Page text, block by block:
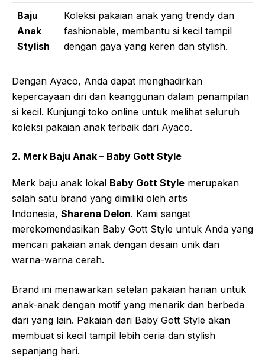
Baju
Anak
Stylish
Koleksi pakaian anak yang trendy dan
fashionable, membantu si kecil tampil
dengan gaya yang keren dan stylish.
Dengan Ayaco, Anda dapat menghadirkan
kepercayaan diri dan keanggunan dalam penampilan
si kecil. Kunjungi toko online untuk melihat seluruh
koleksi pakaian anak terbaik dari Ayaco.
2. Merk Baju Anak – Baby Gott Style
Merk baju anak lokal Baby Gott Style merupakan
salah satu brand yang dimiliki oleh artis
Indonesia, Sharena Delon. Kami sangat
merekomendasikan Baby Gott Style untuk Anda yang
mencari pakaian anak dengan desain unik dan
warna-warna cerah.
Brand ini menawarkan setelan pakaian harian untuk
anak-anak dengan motif yang menarik dan berbeda
dari yang lain. Pakaian dari Baby Gott Style akan
membuat si kecil tampil lebih ceria dan stylish
sepanjang hari.